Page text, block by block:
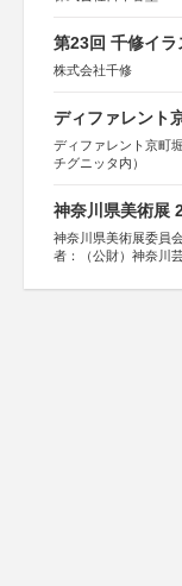
第23回 千修イラ
株式会社千修
ディファレント
ディファレント京町
チグニッタ内）
神奈川県美術展
神奈川県美術展委員
者：（公財）神奈川